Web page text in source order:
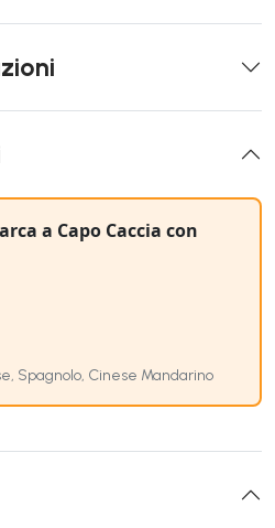
a Capo Caccia con
Spagnolo, Cinese Mandarino